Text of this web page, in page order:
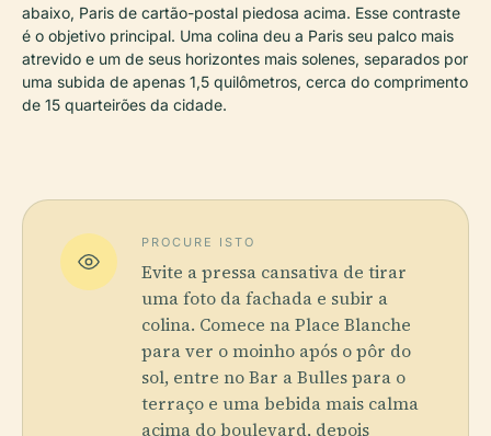
abaixo, Paris de cartão-postal piedosa acima. Esse contraste
é o objetivo principal. Uma colina deu a Paris seu palco mais
atrevido e um de seus horizontes mais solenes, separados por
uma subida de apenas 1,5 quilômetros, cerca do comprimento
de 15 quarteirões da cidade.
PROCURE ISTO
Evite a pressa cansativa de tirar
uma foto da fachada e subir a
colina. Comece na Place Blanche
para ver o moinho após o pôr do
sol, entre no Bar a Bulles para o
terraço e uma bebida mais calma
acima do boulevard, depois